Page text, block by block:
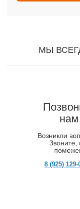
МЫ
нам
Возникли
Звоните,
8 (925) 129-